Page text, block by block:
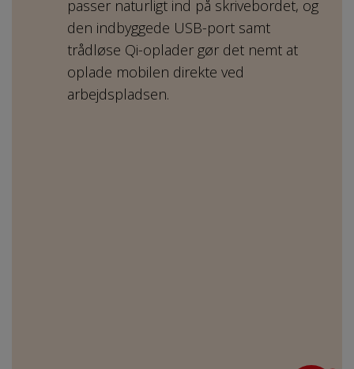
passer naturligt ind på skrivebordet, og
den indbyggede USB-port samt
trådløse Qi-oplader gør det nemt at
oplade mobilen direkte ved
arbejdspladsen.